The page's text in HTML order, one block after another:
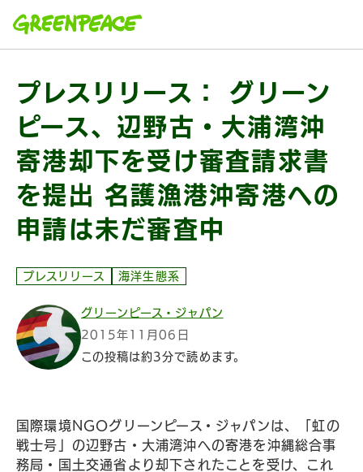
プレスリリース： グリーン
ピース、辺野古・大浦湾沖
寄港却下を受け審査請求書
を提出 名護漁港沖寄港への
申請は未だ審査中
プレスリリース 海洋生態系
グリーンピース・ジャパン
2015年11月06日
この投稿は約3分で読めます。
国際環境NGOグリーンピース・ジャパンは、「虹の
戦士号」の辺野古・大浦湾沖への寄港を沖縄総合事
務局・国土交通省より却下されたことを受け、これ